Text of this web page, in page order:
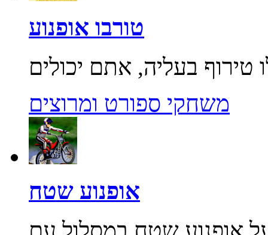
טורבו אופנוע
משחקי ספורט ומרוצים
אופנוע שטח